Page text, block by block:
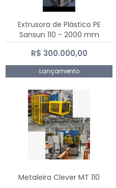
Extrusora de Plástico PE
Sansun 110 - 2000 mm
R$ 300.000,00
Lançamento
Metaleira Clever MT 110